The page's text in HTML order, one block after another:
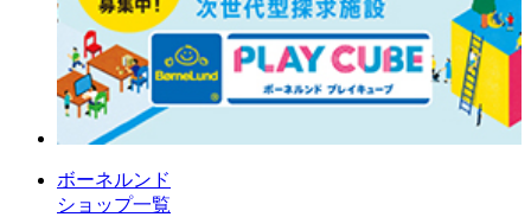
ボーネルンド
ショップ一覧